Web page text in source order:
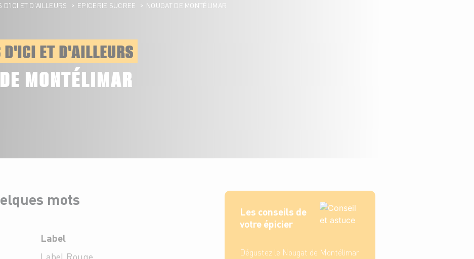
D'ICI ET D'AILLEURS > EPICERIE SUCREE > NOUGAT DE MONTÉLIMAR
D'ICI ET D'AILLEURS
MONTÉLIMAR
Les conseils de
votre épicier
Dégustez le Nougat de Montélimar
mots
Label